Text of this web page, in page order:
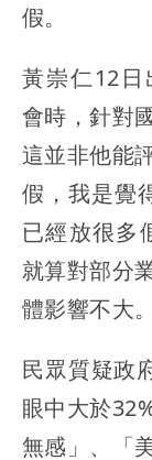
假。
黃崇仁12日
會時，針對
這並非他能
假，我是覺
已經放很多
就算對部分
體影響不大。
民眾質疑政
眼中大於
無感」、「